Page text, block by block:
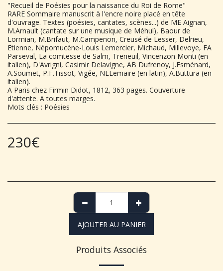
"Recueil de Poésies pour la naissance du Roi de Rome"
RARE Sommaire manuscrit à l'encre noire placé en tête
d'ouvrage. Textes (poésies, cantates, scènes...) de ME Aignan,
M.Arnault (cantate sur une musique de Méhul), Baour de
Lormian, M.Brifaut, M.Campenon, Creusé de Lesser, Delrieu,
Etienne, Népomucène-Louis Lemercier, Michaud, Millevoye, FA
Parseval, La comtesse de Salm, Treneuil, Vincenzon Monti (en
italien), D'Avrigni, Casimir Delavigne, AB Dufrenoy, J.Esménard,
A.Soumet, P.F.Tissot, Vigée, NELemaire (en latin), A.Buttura (en
italien).
A Paris chez Firmin Didot, 1812, 363 pages. Couverture
d'attente. A toutes marges.
Mots clés : Poésies
230€
AJOUTER AU PANIER
Produits Associés